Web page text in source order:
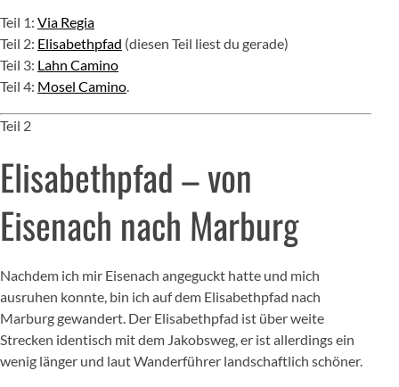
Teil 1: Via Regia
Teil 2: Elisabethpfad (diesen Teil liest du gerade)
Teil 3: Lahn Camino
Teil 4: Mosel Camino.
Teil 2
Elisabethpfad – von
Eisenach nach Marburg
Nachdem ich mir Eisenach angeguckt hatte und mich
ausruhen konnte, bin ich auf dem Elisabethpfad nach
Marburg gewandert. Der Elisabethpfad ist über weite
Strecken identisch mit dem Jakobsweg, er ist allerdings ein
wenig länger und laut Wanderführer landschaftlich schöner.